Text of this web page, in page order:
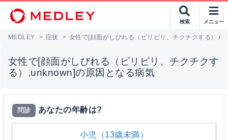
検索 メニュー
MEDLEY > 症状 > 女性で[顔面がしびれる（ピリピリ、チクチクする）
女性で[顔面がしびれる（ピリピリ、チクチクす
る）,unknown]の原因となる病気
問診 あなたの年齢は?
小児（13歳未満）